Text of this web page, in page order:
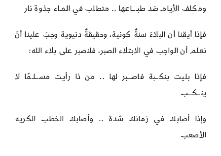
ومكلف الأيام ضد طبـــاعها .. متطلب في المـاء جذوة نار
فإذا أيقنا أن البلاءَ سنةٌ كونية، وحقيقةٌ دنيوية وجبَ علينا أنّ
نعلم أن الواجب في الابتلاء الصبر، فلنصبر على بلاء الله:
فإذا بليت بنكــبة فاصــبر لها .. من ذا رأيت مســلـمًا لا
ينــكــب
وإذا أصابك في زمانك شدة .. وأصابك الخطب الكريه
الأصعب